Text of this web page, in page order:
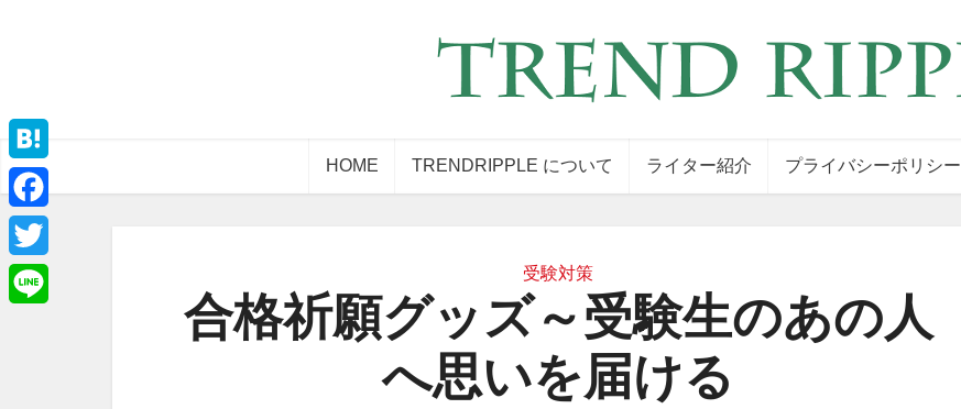
HOME TRENDRIPPLE について ライター紹介 プライバシーポリシー
受験対策
合格祈願グッズ～受験生のあの人
へ思いを届ける
Hatena
Facebook
Twitter